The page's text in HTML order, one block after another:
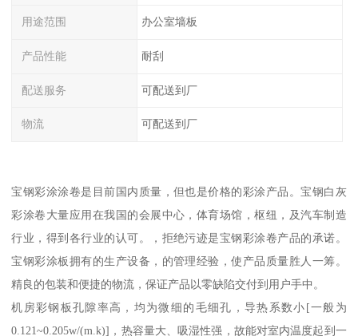
用途范围 办公室墙板
产品性能 耐刮
配送服务 可配送到厂
物流 可配送到厂
宝钢彩涂涂卷是目前国内质量，但也是价格的彩涂产品。宝钢白灰
彩涂卷大量应用在我国的会展中心，体育场馆，枢纽，及汽车制造
行业，得到各行业的认可。，拒绝污迹是宝钢彩涂卷产品的承诺。
宝钢彩涂板拥有的生产设备，的管理经验，使产品质量胜人一筹。
精良的包装和便捷的物流，保证产品以零缺陷交付到用户手中。
机房彩钢板孔隙率高，均为微细的毛细孔，导热系数小[一般为
0.121~0.205w/(m.k)]，热容量大、吸湿性强，故能对室内温度起到一